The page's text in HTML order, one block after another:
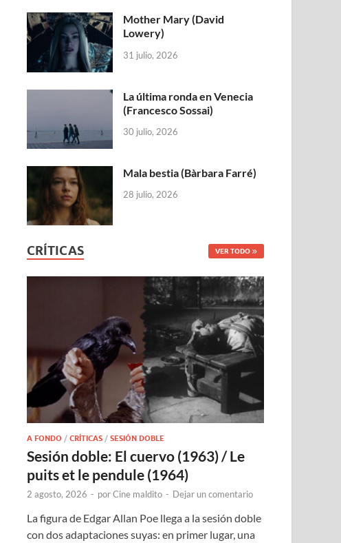
Mother Mary (David
Lowery)
31 julio, 2026
La última ronda en Venecia
(Francesco Sossai)
30 julio, 2026
Mala bestia (Bàrbara Farré)
28 julio, 2026
CRÍTICAS VER TODO
A FONDO /CRÍTICAS /SESIÓN DOBLE
Sesión doble: El cuervo (1963) / Le
puits et le pendule (1964)
2 agosto, 2026 - porCine maldito - Dejar un comentario
La figura de Edgar Allan Poe llega a la sesión doble
con dos adaptaciones suyas: en primer lugar, una